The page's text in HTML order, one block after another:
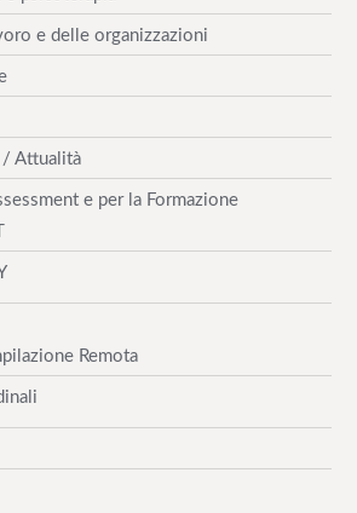
e delle organizzazioni
/ Attualità
e per la Formazione
Remota